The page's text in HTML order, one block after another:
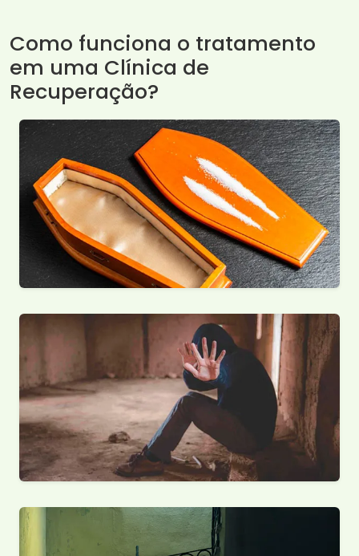
Como funciona o tratamento
em uma Clínica de
Recuperação?